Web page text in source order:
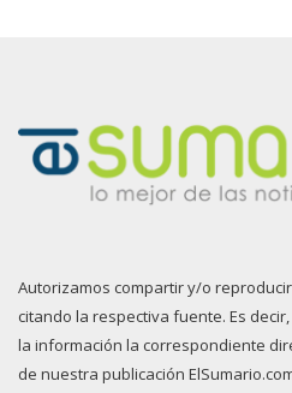
Autorizamos compartir y/o
citando la respectiva fuente. Es
la información la correspondiente
de nuestra publicación